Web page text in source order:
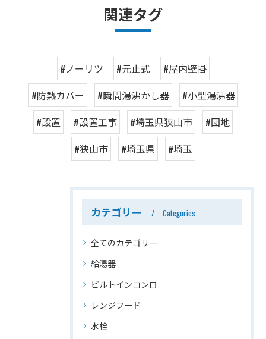
関連タグ
#ノーリツ #元止式
#屋内壁掛
#防熱カバー
#瞬間湯沸かし器
#小型湯沸器
#設置
#設置工事 #埼玉県狭山市
#団地
#狭山市
#埼玉県 #埼玉
カテゴリー Categories
全てのカテゴリー
給湯器
ビルトインコンロ
レンジフード
水栓